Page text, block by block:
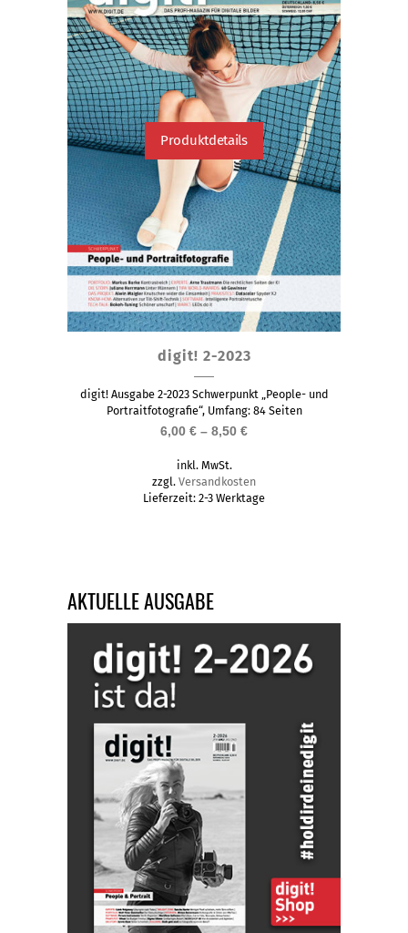
Produktseite
gewählt
werden
Produktdetails
weist
mehrere
Produktseite
gewählt
werden
digit! 2-2023
digit! Ausgabe 2-2023 Schwerpunkt „People- und
Portraitfotografie“, Umfang: 84 Seiten
6,00 € – 8,50 €
inkl. MwSt.
zzgl. Versandkosten
Lieferzeit: 2-3 Werktage
AKTUELLE AUSGABE